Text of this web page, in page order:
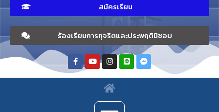
สมัครเรียน
ร้องเรียนการทุจริตและประพฤติมิชอบ